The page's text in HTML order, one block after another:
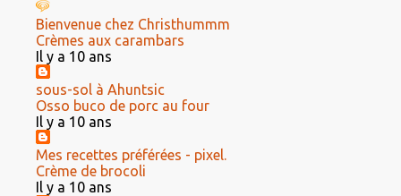
Bienvenue chez Christhummm
Crèmes aux carambars
Il y a 10 ans
sous-sol à Ahuntsic
Osso buco de porc au four
Il y a 10 ans
Mes recettes préférées - pixel.
Crème de brocoli
Il y a 10 ans